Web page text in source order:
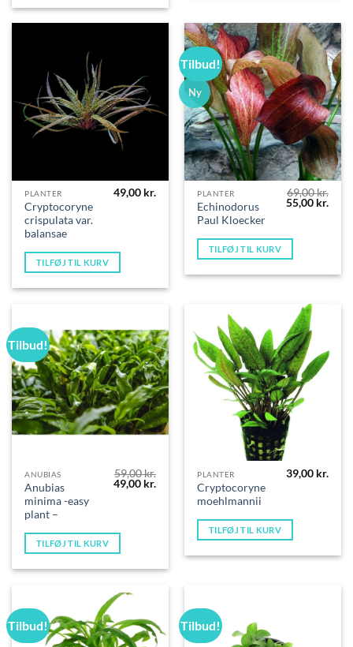
PLANTER
Cryptocoryne
crispulata var.
balansae
49,00 kr.
TILFØJ TIL KURV
Tilbud!
Ny
PLANTER
Echinodorus
Paul Kloecker
69,00kr.
Den
oprindelige
69,00 kr..
55,00 kr.
TILFØJ TIL KURV
Tilbud!
ANUBIAS
Anubias
minima -easy
plant –
59,00kr.
Den
oprindelige
49,00 kr.
49,00 kr..
TILFØJ TIL KURV
PLANTER
Cryptocoryne
moehlmannii
39,00 kr.
TILFØJ TIL KURV
Tilbud! Tilbud!